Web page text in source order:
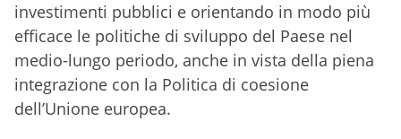
investimenti pubblici e orientando in modo più
efficace le politiche di sviluppo del Paese nel
medio-lungo periodo, anche in vista della piena
integrazione con la Politica di coesione
dell’Unione europea.